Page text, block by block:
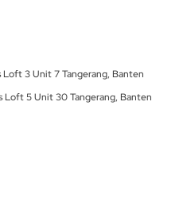
3 Unit 7 Tangerang, Banten
Loft 5 Unit 30 Tangerang, Banten